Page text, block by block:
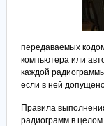
передаваемых
компьютера или
каждой
если в ней
Правила
радиограмм в